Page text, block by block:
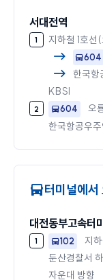
서대전역
지하철 1호선
604
한국항
KBSI
604
오
한국항공우
터미널에서
대전동부고속터
102
지
둔산경찰서
자운대 방향